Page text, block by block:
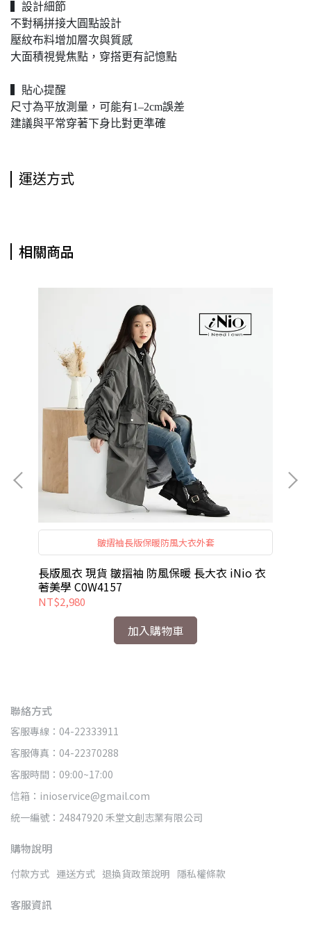
▍設計細節
不對稱拼接大圓點設計
壓紋布料增加層次與質感
大面積視覺焦點，穿搭更有記憶點
▍貼心提醒
尺寸為平放測量，可能有1–2cm誤差
建議與平常穿著下身比對更準確
運送方式
相關商品
皺摺袖長版保暖防風大衣外套
長版風衣 現貨 皺摺袖 防風保暖 長大衣 iNio 衣
著美學 C0W4157
NT$2,980
加入購物車
聯絡方式
客服專線：04-22333911
客服傳真：04-22370288
客服時間：09:00~17:00
信箱：inioservice@gmail.com
統一編號：24847920 禾堂文創志業有限公司
購物說明
付款方式 運送方式 退換貨政策說明 隱私權條款
客服資訊